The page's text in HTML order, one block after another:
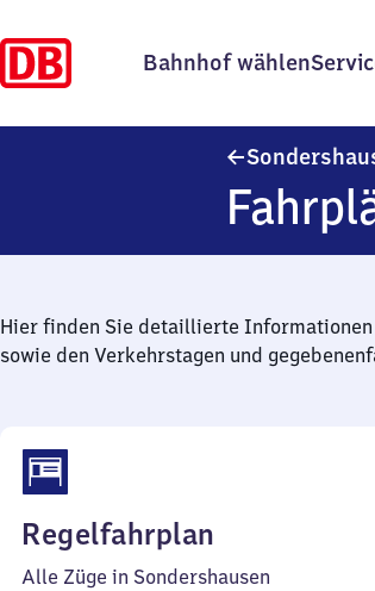
Bahnhof wählen
Hier finden Sie detaillierte
sowie den Verkehrstagen und
Regelfahrplan
38
Alle Züge in Sondershausen